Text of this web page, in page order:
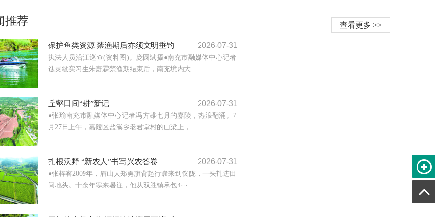
查看更多 >>
推荐
保护鱼类资源 禁渔期后亦须文明垂钓 2026-07-31
执法人员沿江巡查(资料图)。庞圆斌摄●南充市融媒体中心记者
谯灵敏实习生朱蔚霖禁渔期结束后，南充境内大···...
丘壑田间“耕”新记 2026-07-31
●张瑜南充市融媒体中心记者冯方雄七月的嘉陵，热浪翻涌。7
月27日上午，嘉陵区盐溪乡老君堂村的山梁上，···...
扎根沃野 “新农人”书写兴农答卷 2026-07-31
●张梓睿2009年，眉山人郑勇旗背起行囊来到仪陇，一头扎进田
间地头。十余年寒来暑往，他从双胜镇承包4···...